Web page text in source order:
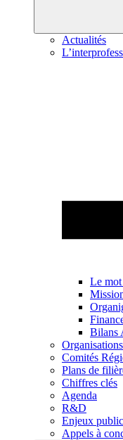
Actualités
Le
Bilans
Comités
Plans de
Chiffres clés
Agenda
R&D
Enjeux
Appels à